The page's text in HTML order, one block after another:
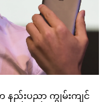
ည်းပညာ ကျွမ်းကျင်